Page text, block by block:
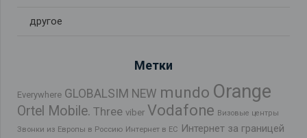
другое
Метки
Everywhere GLOBALSIM NEW mundo Orange
Ortel Mobile. Three viber Vodafone Визовые центры
Звонки из Европы в Россию Интернет в ЕС Интернет за границей